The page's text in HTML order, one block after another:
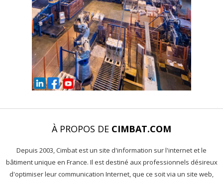
À PROPOS DE CIMBAT.COM
Depuis 2003, Cimbat est un site d'information sur l'internet et le
bâtiment unique en France. Il est destiné aux professionnels désireux
d'optimiser leur communication Internet, que ce soit via un site web,